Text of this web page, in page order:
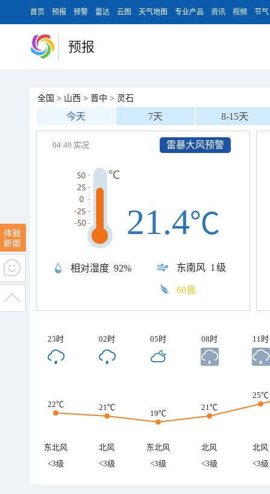
首页 预报 预警 雷达 云图 天气地图 专业产品 资讯 视频 节气
预报
全国 > 山西 > 晋中 > 灵石
今天 7天 8-15天
04:40 实况
相对湿度 92% 东南风 1级
21.4℃
60良
雷暴大风预警
23时 02时 05时 08时 11时
22℃ 21℃
19℃
21℃
25℃
东北风 北风 东北风 北风
北风
<3级
<3级 <3级 <3级 <3级